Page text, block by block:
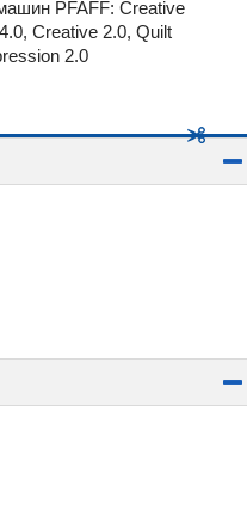
PFAFF: Creative
Creative 2.0, Quilt
2.0